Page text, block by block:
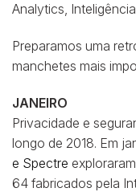
Analytics,
Preparamos uma
manchetes mais
JANEIRO
Privacidade e
longo de 2018. Em
e Spectre
64 fabricados pela